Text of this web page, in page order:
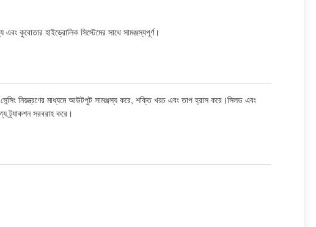
কুবোতার হাইড্রোলিক সিস্টেমের সাথে সামঞ্জস্যপূর্ণ।
নিয়ন্ত্রণের মাধ্যমে আউটপুট সামঞ্জস্য করে, শক্তি খরচ এবং তাপ হ্রাস করে।সিলড এবং
ট্র্যাকশন সরবরাহ করে।